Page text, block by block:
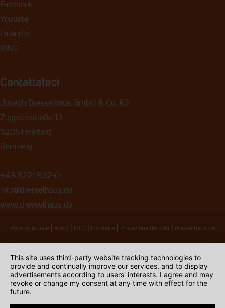
Facebook
Youtube
Linkedln
XING
Contattateci
Joseph Dresselhaus GmbH & Co. KG
Zeppelinstraße 13
32051 Herford
Germany
+49 5221 932-0
info@dresselhaus.de
www.dresselhaus.de
Pagina iniziale Aiuto GTC Impronta Protezione dei dati dresselhaus.de
This site uses third-party website tracking technologies to
provide and continually improve our services, and to display
advertisements according to users' interests. I agree and may
revoke or change my consent at any time with effect for the
future.